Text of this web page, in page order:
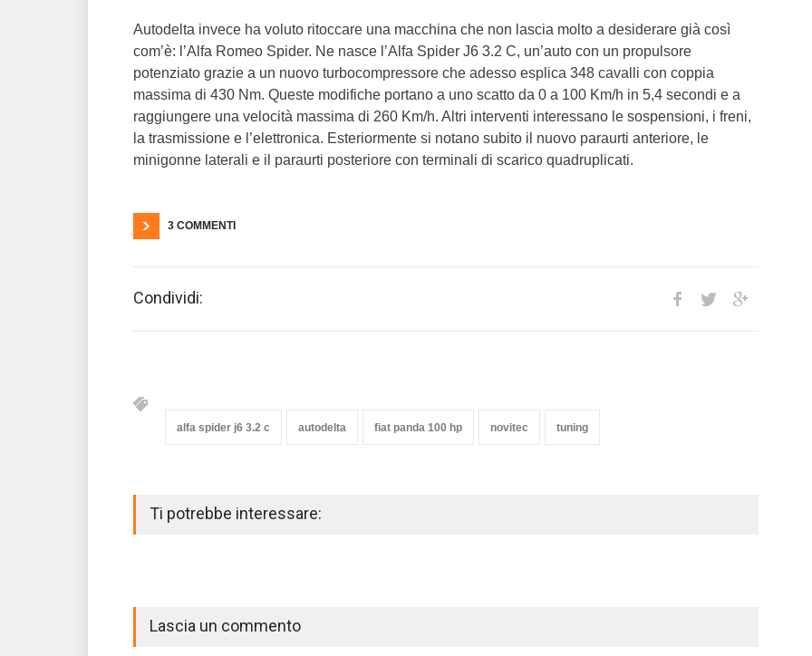
Autodelta invece ha voluto ritoccare una macchina che non lascia molto a desiderare già così
com’è: l’Alfa Romeo Spider. Ne nasce l’Alfa Spider J6 3.2 C, un’auto con un propulsore
potenziato grazie a un nuovo turbocompressore che adesso esplica 348 cavalli con coppia
massima di 430 Nm. Queste modifiche portano a uno scatto da 0 a 100 Km/h in 5,4 secondi e a
raggiungere una velocità massima di 260 Km/h. Altri interventi interessano le sospensioni, i freni,
la trasmissione e l’elettronica. Esteriormente si notano subito il nuovo paraurti anteriore, le
minigonne laterali e il paraurti posteriore con terminali di scarico quadruplicati.
3 COMMENTI
Condividi:
alfa spider j6 3.2 c autodelta fiat panda 100 hp novitec tuning
Ti potrebbe interessare:
Lascia un commento